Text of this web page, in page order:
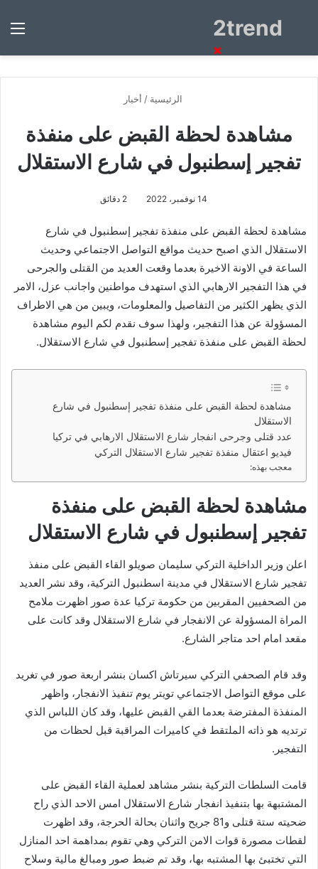
2trendبحث
الرئيسية / أخبار
مشاهدة لحظة القبض على منفذة
تفجير إسطنبول في شارع الاستقلال
14 نوفمبر، 2022
مشاهدة لحظة القبض على منفذة تفجير إسطنبول في شارع
الاستقلال الذي اصبح حديث مواقع التواصل الاجتماعي وحديث
الساعة في الاونة الاخيرة بعدما وقعت العديد من القتلى والجرحى
في هذا التفجير الارهابي الذي استهدف مواطنين واجانب عزل، الامر
الذي يظهر الكثير من التفاصيل والمعلومات، ويبين من هي الاطراف
المسؤولة عن هذا التفجير، ولهذا سوف نقدم لكم اليوم مشاهدة
لحظة القبض على منفذة تفجير إسطنبول في شارع الاستقلال.
مشاهدة لحظة القبض على منفذة تفجير إسطنبول في شارع
الاستقلال
عدد قتلى وجرحى انفجار شارع الاستقلال الارهابي في تركيا
فيديو اعتقال منفذة تفجير شارع الاستقلال التركي
معجب بهذه:
مشاهدة لحظة القبض على منفذة
تفجير إسطنبول في شارع الاستقلال
اعلن وزير الداخلية التركي سليمان صويلو القاء القبض على منفذ
تفجير شارع الاستقلال في مدينة اسطنبول التركية، وقد نشر العديد
من الصحفيين المقربين من حكومة تركيا عدة صور اظهرت ملامح
المراة المسؤولة عن الانفجار في شارع الاستقلال وقد كانت على
مقعد امام احد متاجر الشارع.
وقد قام الصحفي التركي سيرتاش اكسان بنشر اربعة صور في تغريد
على موقع التواصل الاجتماعي تويتر يوم تنفيذ الانفجار، واظهر
المنفذة المفترضة بعدما القي القبض عليها، وقد كان اللباس الذي
ترتديه هو ذاته الملتقط في كاميرات المراقبة قبل لحظات من
التفجير.
قامت السلطات التركية بنشر مشاهد لعملية القاء القبض على
المشتبهة بها بتنفيذ انفجار شارع الاستقلال امس الاحد الذي راح
ضحيته ستة قتلى و81 جريح واثنان بحالة الحرجة، وقد اظهرت
لقطات مصورة قوات الامن التركي وهي تقوم بمداهمة احد المنازل
التي تختبئ بها المشتبه بها، وقد تم ضبط صور ومبالغ مالية وسلاح
×